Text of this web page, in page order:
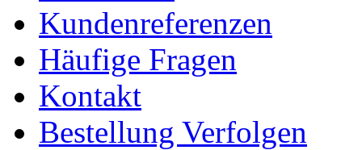
Kundenreferenzen
Häufige Fragen
Kontakt
Bestellung Verfolgen